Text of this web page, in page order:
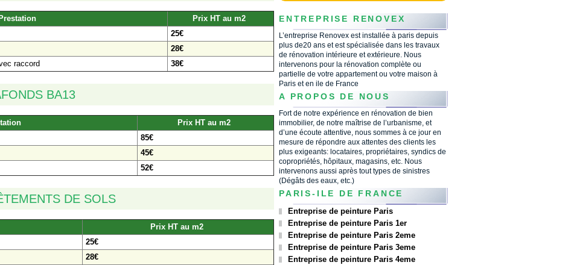
Prestation
Prix HT au m2
25€
28€
raccord
38€
BA13
Prix HT au m2
85€
45€
52€
DE SOLS
Prix HT au m2
25€
28€
ENTREPRISE RENOVEX
L’entreprise Renovex est installée à paris depuis
plus de20 ans et est spécialisée dans les travaux
de rénovation intérieure et extérieure. Nous
intervenons pour la rénovation complète ou
partielle de votre appartement ou votre maison à
Paris et en ile de France
A PROPOS DE NOUS
Fort de notre expérience en rénovation de bien
immobilier, de notre maîtrise de l’urbanisme, et
d’une écoute attentive, nous sommes à ce jour en
mesure de répondre aux attentes des clients les
plus exigeants: locataires, propriétaires, syndics de
copropriétés, hôpitaux, magasins, etc. Nous
intervenons aussi après tout types de sinistres
(Dégâts des eaux, etc.)
PARIS-ILE DE FRANCE
Entreprise de peinture Paris
Entreprise de peinture Paris 1er
Entreprise de peinture Paris 2eme
Entreprise de peinture Paris 3eme
Entreprise de peinture Paris 4eme